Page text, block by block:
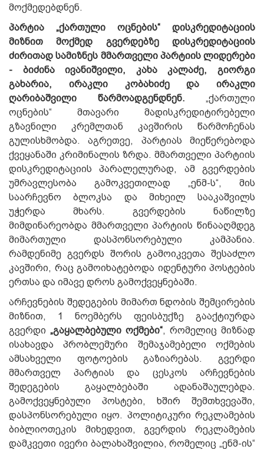
მოქმედებდნენ.
პარტია „ქართული ოცნების“ დისკრედიტაციის
მიზნით მოქმედ გვერდებზე დისკრედიტაციის
ძირითად სამიზნეს მმართველი პარტიის ლიდერები
- ბიძინა ივანიშვილი, კახა კალაძე, გიორგი
გახარია, ირაკლი კობახიძე და ირაკლი
ღარიბაშვილი წარმოადგენდნენ. „ქართული
ოცნების“ მთავარი მადისკრედიტირებელი
გზავნილი კრემლთან კავშირის წარმოჩენას
გულისხმობდა. აგრეთვე, პარტიას მიეწერებოდა
ქვეყანაში კრიმინალის ზრდა. მმართველი პარტიის
დისკრედიტაციის პარალელურად, ამ გვერდების
უმრავლესობა გამოკვეთილად „ენმ-ს“, მის
საარჩევნო ბლოკსა და მიხეილ სააკაშვილს
უჭერდა მხარს. გვერდების ნაწილზე
მიმდინარეობდა მმართველი პარტიის წინააღმდეგ
მიმართული დასპონსორებული კამპანია.
რამდენიმე გვერდს შორის გამოიკვეთა შესაძლო
კავშირი, რაც გამოიხატებოდა იდენტური პოსტების
ერთსა და იმავე დროს გამოქვეყნებაში.
არჩევნების შედეგების მიმართ ნდობის შემცირების
მიზნით, 1 ნოემბერს ფეისბუქზე გააქტიურდა
გვერდი „გაყალბებული ოქმები“, რომელიც მიზნად
ისახავდა პრობლემური შემაჯამებელი ოქმების
ამსახველი ფოტოების გაზიარებას. გვერდი
მმართველ პარტიას და ცესკოს არჩევნების
შედეგების გაყალბებაში ადანაშაულებდა.
გამოქვეყნებული პოსტები, ხშირ შემთხვევაში,
დასპონსორებული იყო. პოლიტიკური რეკლამების
ბიბლიოთეკის მიხედვით, გვერდის რეკლამების
დამკვეთი ივერი ბალახაშვილია, რომელიც „ენმ-ის“